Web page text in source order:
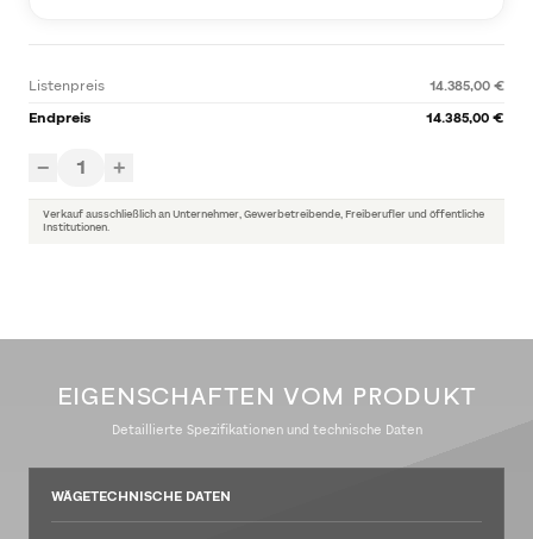
Listenpreis
14.385,00 €
Endpreis
14.385,00 €
− 1 +
Verkauf ausschließlich an Unternehmer, Gewerbetreibende, Freiberufler und öffentliche
Institutionen.
EIGENSCHAFTEN VOM PRODUKT
Detaillierte Spezifikationen und technische Daten
WÄGETECHNISCHE DATEN